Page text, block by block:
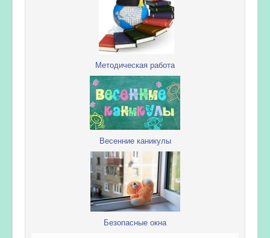
Методическая работа
Весенние каникулы
Безопасные окна